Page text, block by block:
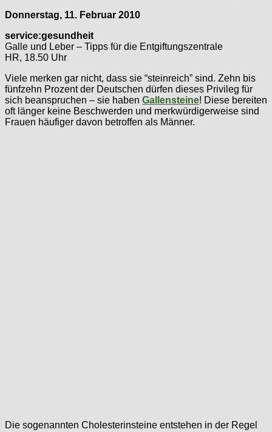
Donnerstag, 11. Februar 2010
service:gesundheit
Galle und Leber – Tipps für die Entgiftungszentrale
HR, 18.50 Uhr
Viele merken gar nicht, dass sie “steinreich” sind. Zehn bis
fünfzehn Prozent der Deutschen dürfen dieses Privileg für
sich beanspruchen – sie haben Gallensteine! Diese bereiten
oft länger keine Beschwerden und merkwürdigerweise sind
Frauen häufiger davon betroffen als Männer.
Die sogenannten Cholesterinsteine entstehen in der Regel